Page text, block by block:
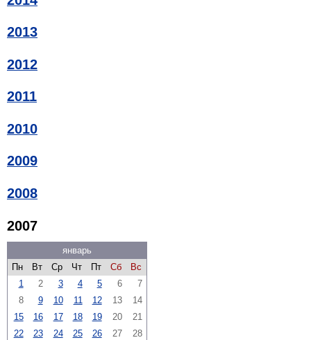
2013
2012
2011
2010
2009
2008
2007
январь
Пн
Вт Ср Чт Пт Сб
Вс
1
2 3 4 5 6
7
8
9 10 11 12 13
14
15
16 17 18 19 20
21
22
23 24 25 26 27
28